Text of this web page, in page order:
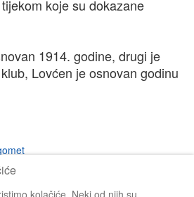
koje su dokazane
1914. godine, drugi je
Lovćen je osnovan godinu
kolačiće. Neki od njih su